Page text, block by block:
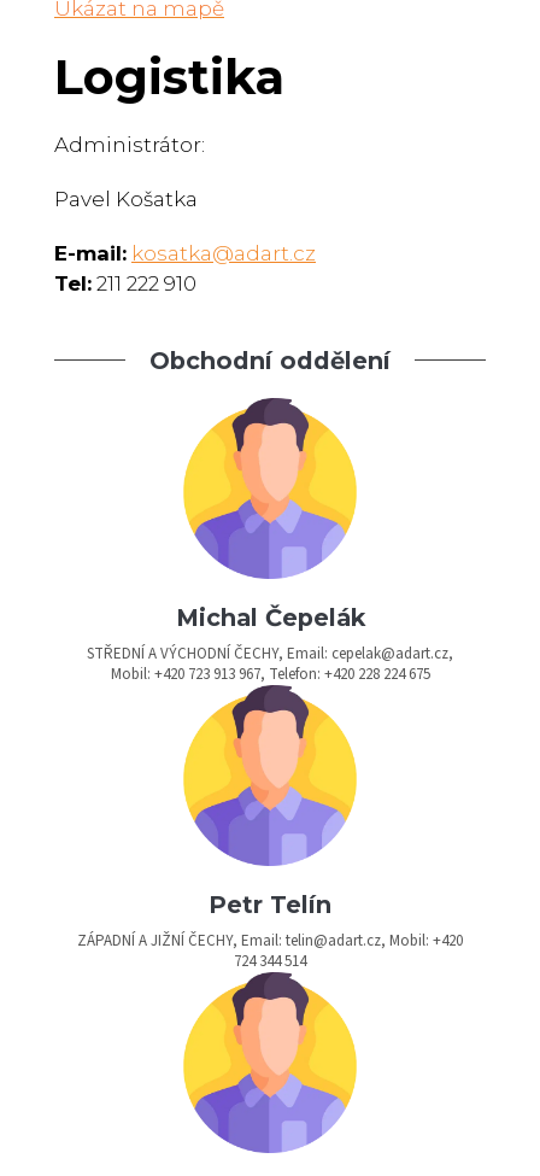
Ukázat na mapě
Logistika
Administrátor:
Pavel Košatka
E-mail: kosatka@adart.cz
Tel: 211 222 910
Obchodní oddělení
Michal Čepelák
STŘEDNÍ A VÝCHODNÍ ČECHY, Email: cepelak@adart.cz,
Mobil: +420 723 913 967, Telefon: +420 228 224 675
Petr Telín
ZÁPADNÍ A JIŽNÍ ČECHY, Email: telin@adart.cz, Mobil: +420
724 344 514